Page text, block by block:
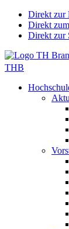
Direkt zur
Direkt
Direkt zur
THB